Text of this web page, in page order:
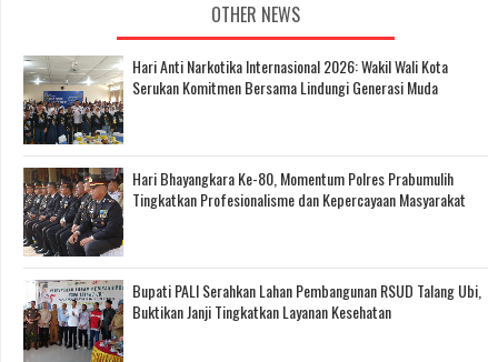
OTHER NEWS
Hari Anti Narkotika Internasional 2026: Wakil Wali Kota
Serukan Komitmen Bersama Lindungi Generasi Muda
Hari Bhayangkara Ke-80, Momentum Polres Prabumulih
Tingkatkan Profesionalisme dan Kepercayaan Masyarakat
Bupati PALI Serahkan Lahan Pembangunan RSUD Talang Ubi,
Buktikan Janji Tingkatkan Layanan Kesehatan